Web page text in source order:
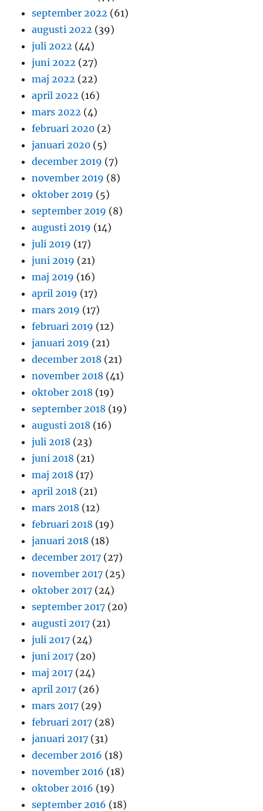
september 2022 (61)
augusti 2022 (39)
juli 2022 (44)
juni 2022 (27)
maj 2022 (22)
april 2022 (16)
mars 2022 (4)
februari 2020 (2)
januari 2020 (5)
december 2019 (7)
november 2019 (8)
oktober 2019 (5)
september 2019 (8)
augusti 2019 (14)
juli 2019 (17)
juni 2019 (21)
maj 2019 (16)
april 2019 (17)
mars 2019 (17)
februari 2019 (12)
januari 2019 (21)
december 2018 (21)
november 2018 (41)
oktober 2018 (19)
september 2018 (19)
augusti 2018 (16)
juli 2018 (23)
juni 2018 (21)
maj 2018 (17)
april 2018 (21)
mars 2018 (12)
februari 2018 (19)
januari 2018 (18)
december 2017 (27)
november 2017 (25)
oktober 2017 (24)
september 2017 (20)
augusti 2017 (21)
juli 2017 (24)
juni 2017 (20)
maj 2017 (24)
april 2017 (26)
mars 2017 (29)
februari 2017 (28)
januari 2017 (31)
december 2016 (18)
november 2016 (18)
oktober 2016 (19)
september 2016 (18)